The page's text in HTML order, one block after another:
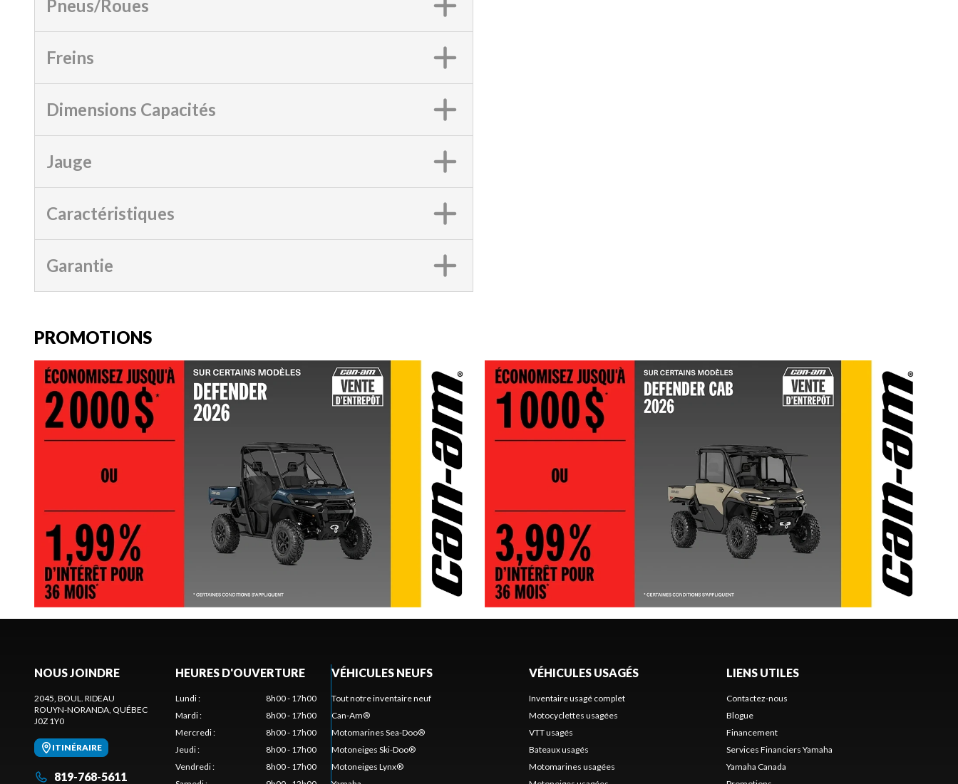
Pneus/Roues
Freins
Dimensions Capacités
Jauge
Caractéristiques
Garantie
PROMOTIONS
NOUS JOINDRE
2045, BOUL. RIDEAU
ROUYN-NORANDA , QUÉBEC
J0Z 1Y0
ITINÉRAIRE
819-768-5611
HEURES D'OUVERTURE
Lundi:
8h00 - 17h00
Mardi:
8h00 - 17h00
Mercredi:
8h00 - 17h00
Jeudi:
8h00 - 17h00
Vendredi:
8h00 - 17h00
VÉHICULES NEUFS
Tout notre inventaire neuf
Can-Am®
Motomarines Sea-Doo®
Motoneiges Ski-Doo®
Motoneiges Lynx®
VÉHICULES USAGÉS
Inventaire usagé complet
Motocyclettes usagées
VTT usagés
Bateaux usagés
Motomarines usagées
LIENS UTILES
Contactez-nous
Blogue
Financement
Services Financiers Yamaha
Yamaha Canada